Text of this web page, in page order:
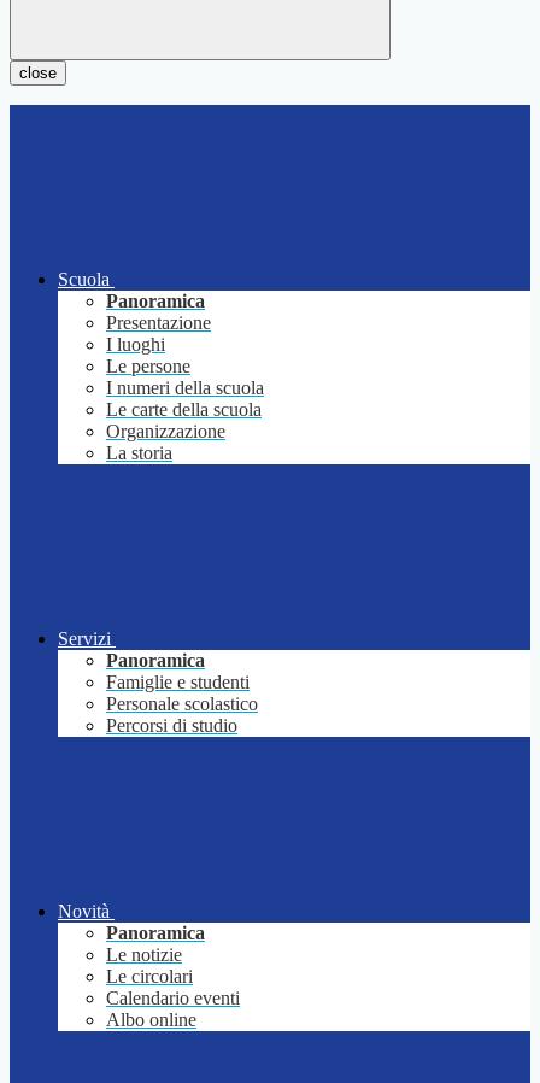
close
Scuola
Panoramica
Presentazione
I luoghi
Le persone
I numeri della scuola
Le carte della scuola
Organizzazione
La storia
Servizi
Panoramica
Famiglie e studenti
Personale scolastico
Percorsi di studio
Novità
Panoramica
Le notizie
Le circolari
Calendario eventi
Albo online